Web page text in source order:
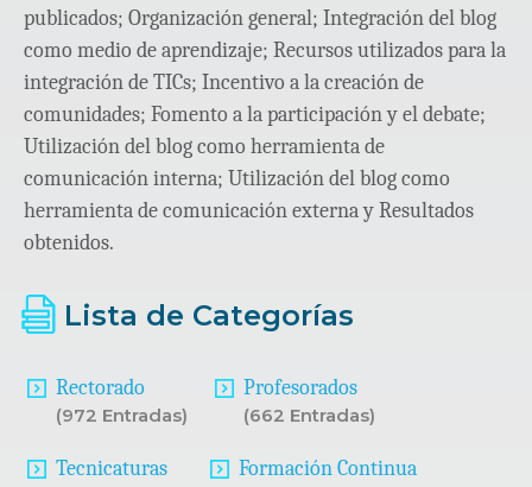
publicados; Organización general; Integración del blog
como medio de aprendizaje; Recursos utilizados para la
integración de TICs; Incentivo a la creación de
comunidades; Fomento a la participación y el debate;
Utilización del blog como herramienta de
comunicación interna; Utilización del blog como
herramienta de comunicación externa y Resultados
obtenidos.
Lista de Categorías
Rectorado
(972 Entradas)
Profesorados
(662 Entradas)
Tecnicaturas Formación Continua